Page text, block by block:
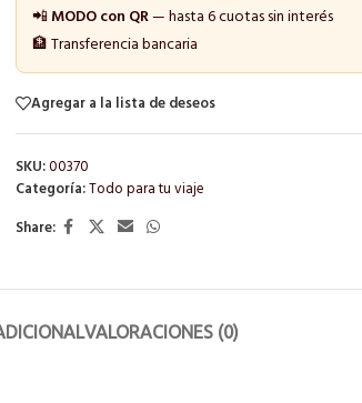
📲MODO con QR— hasta 6 cuotas sin interés
🏦 Transferencia bancaria
Agregar a la lista de deseos
SKU:00370
Categoría:Todo para tu viaje
Share:
VALORACIONES (0)